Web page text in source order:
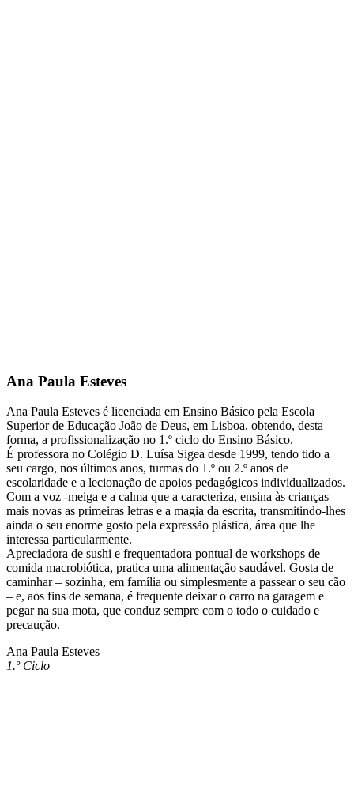
Ana Paula Esteves
Ana Paula Esteves é licenciada em Ensino Básico pela Escola
Superior de Educação João de Deus, em Lisboa, obtendo, desta
forma, a profissionalização no 1.º ciclo do Ensino Básico.
É professora no Colégio D. Luísa Sigea desde 1999, tendo tido a
seu cargo, nos últimos anos, turmas do 1.º ou 2.º anos de
escolaridade e a lecionação de apoios pedagógicos individualizados.
Com a voz -meiga e a calma que a caracteriza, ensina às crianças
mais novas as primeiras letras e a magia da escrita, transmitindo-lhes
ainda o seu enorme gosto pela expressão plástica, área que lhe
interessa particularmente.
Apreciadora de sushi e frequentadora pontual de workshops de
comida macrobiótica, pratica uma alimentação saudável. Gosta de
caminhar – sozinha, em família ou simplesmente a passear o seu cão
– e, aos fins de semana, é frequente deixar o carro na garagem e
pegar na sua mota, que conduz sempre com o todo o cuidado e
precaução.
Ana Paula Esteves
1.º Ciclo